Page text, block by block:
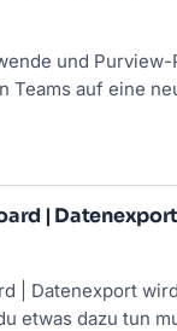
und
Teams auf eine
|
| Datenexport
etwas dazu tun